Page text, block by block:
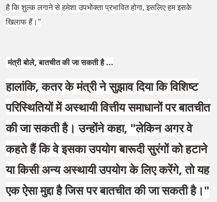
है कि शुल्क लगाने से हमेशा उपभोक्ता प्रभावित होगा, इसलिए हम इसके
खिलाफ हैं।"
मंत्री बोले, बातचीत की जा सकती है ...
हालांकि, कतर के मंत्री ने सुझाव दिया कि विशिष्ट
परिस्थितियों में अस्थायी वित्तीय समाधानों पर बातचीत
की जा सकती है। उन्होंने कहा, "लेकिन अगर वे
कहते हैं कि वे इसका उपयोग बारूदी सुरंगों को हटाने
या किसी अन्य अस्थायी उपयोग के लिए करेंगे, तो यह
एक ऐसा मुद्दा है जिस पर बातचीत की जा सकती है।"